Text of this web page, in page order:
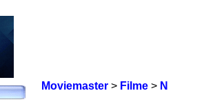
Moviemaster > Filme > N